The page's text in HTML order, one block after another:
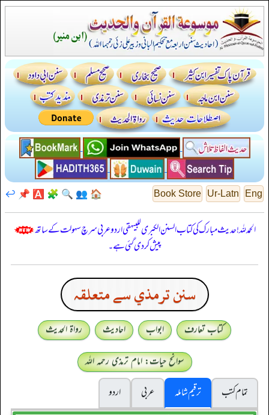
Eng
Ur-Latn
Book Store
🏠
👥
🔍
🧩
🅰️
📌
↩️
الحمدللہ! حدیث مبارک کی کتاب السنن الكبرى للبيهقي اردو عربی سرچ سہولت کے ساتھ
پیش کر دی گئی ہے۔
سنن ترمذي سے متعلقہ
کتاب تعارف ابواب احادیث
رواۃ الحدیث
سوانح حیات: امام ترمذی رحمہ اللہ
تمام کتب
ترقیم شاملہ عربی
اردو